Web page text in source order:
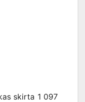
skirta 1 097